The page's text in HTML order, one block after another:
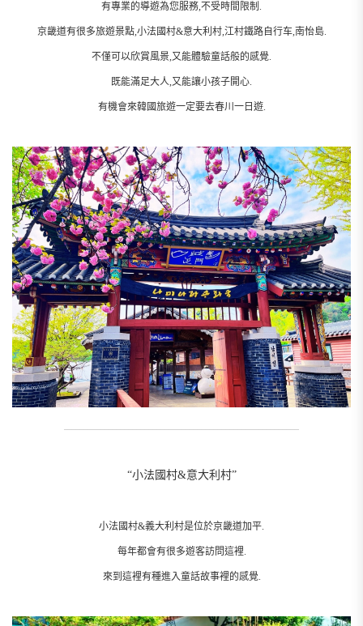
有專業的導遊為您服務,不受時間限制.
京畿道有很多旅遊景點,小法國村&意大利村,江村鐵路自行车,南怡島.
不僅可以欣賞風景,又能體驗童話般的感覺.
既能滿足大人,又能讓小孩子開心.
有機會來韓國旅遊一定要去春川一日遊.
“小法國村&意大利村”
小法國村&義大利村是位於京畿道加平.
每年都會有很多遊客訪問這裡.
來到這裡有種進入童話故事裡的感覺.